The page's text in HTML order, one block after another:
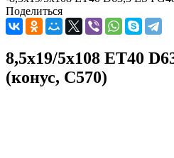
Поделиться
8,5x19/5x108 ET40
(конус, C570)